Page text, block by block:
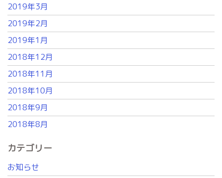
2019年3月
2019年2月
2019年1月
2018年12月
2018年11月
2018年10月
2018年9月
2018年8月
カテゴリー
お知らせ